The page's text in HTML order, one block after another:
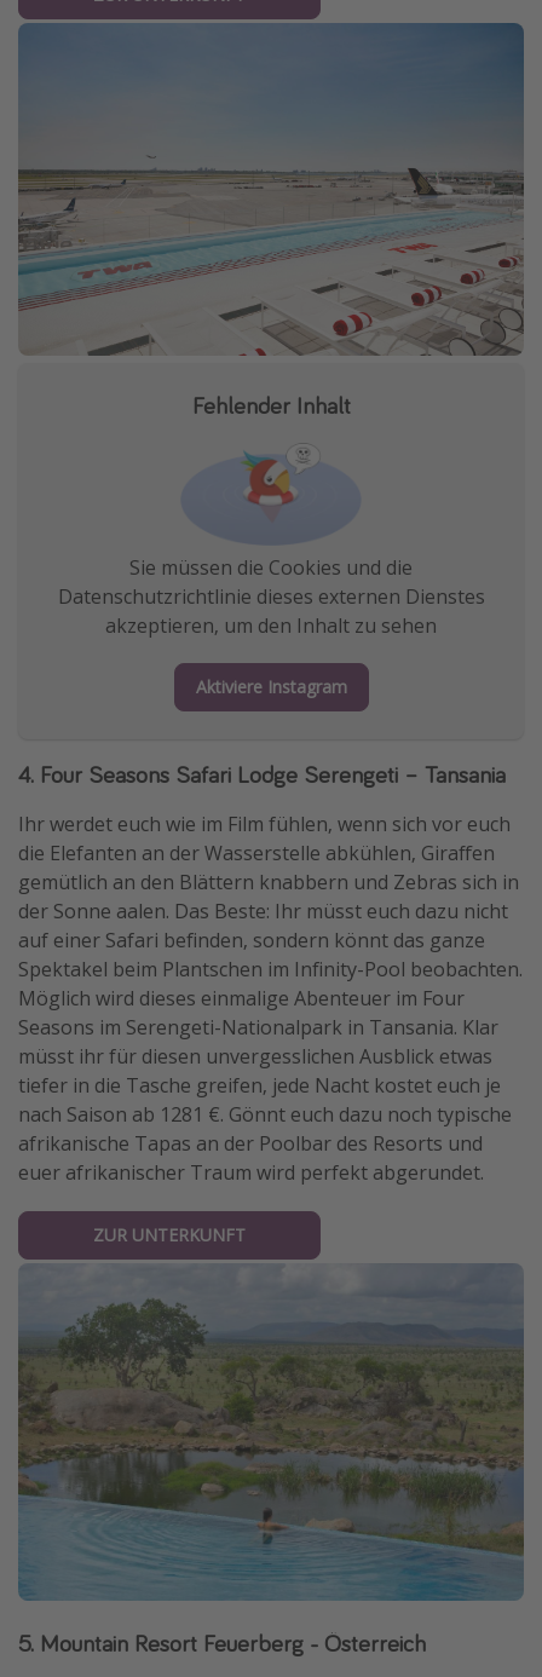
Fehlender Inhalt
Sie müssen die Cookies und die
Datenschutzrichtlinie dieses externen Dienstes
akzeptieren, um den Inhalt zu sehen
Aktiviere Instagram
4. Four Seasons Safari Lodge Serengeti – Tansania
Ihr werdet euch wie im Film fühlen, wenn sich vor euch
die Elefanten an der Wasserstelle abkühlen, Giraffen
gemütlich an den Blättern knabbern und Zebras sich in
der Sonne aalen. Das Beste: Ihr müsst euch dazu nicht
auf einer Safari befinden, sondern könnt das ganze
Spektakel beim Plantschen im Infinity-Pool beobachten.
Möglich wird dieses einmalige Abenteuer im Four
Seasons im Serengeti-Nationalpark in Tansania. Klar
müsst ihr für diesen unvergesslichen Ausblick etwas
tiefer in die Tasche greifen, jede Nacht kostet euch je
nach Saison ab 1281 €. Gönnt euch dazu noch typische
afrikanische Tapas an der Poolbar des Resorts und
euer afrikanischer Traum wird perfekt abgerundet.
ZUR UNTERKUNFT
5. Mountain Resort Feuerberg - Österreich